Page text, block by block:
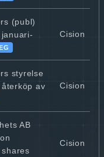
(publ)
Cision
styrelse
av
Cision
AB
Cision